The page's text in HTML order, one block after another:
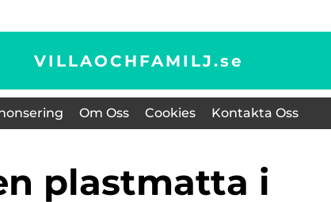
VILLAOCHFAMILJ.se
Om Oss Cookies Kontakta Oss